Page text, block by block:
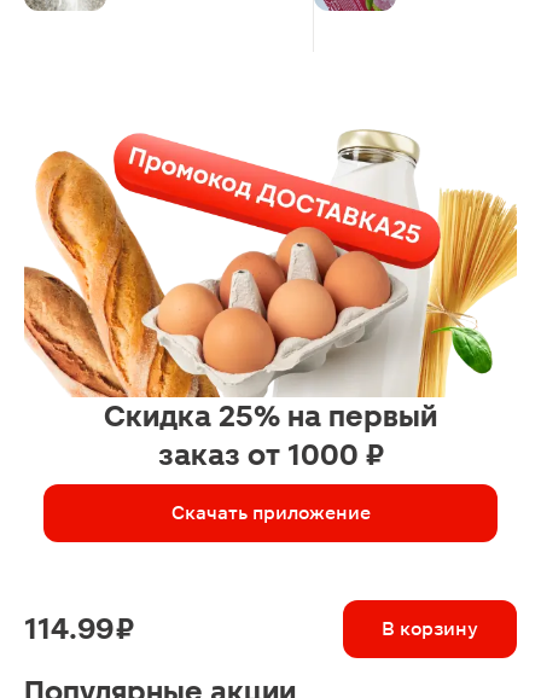
Скидка 25% на первый
заказ от 1000 ₽
Скачать приложение
114.99 ₽ В корзину